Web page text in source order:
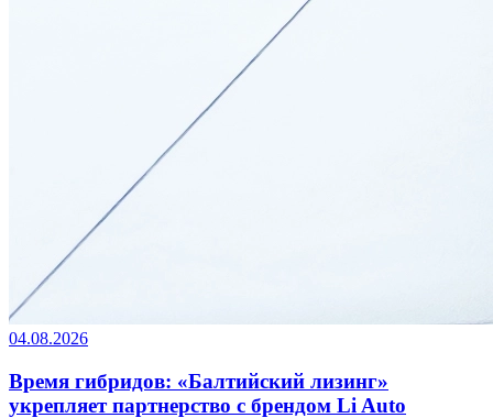
04.08.2026
Время гибридов: «Балтийский лизинг»
укрепляет партнерство с брендом Li Auto